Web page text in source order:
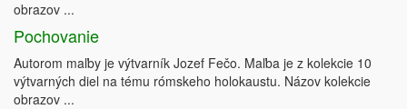
obrazov ...
Pochovanie
Autorom maľby je výtvarník Jozef Fečo. Maľba je z kolekcie 10
výtvarných diel na tému rómskeho holokaustu. Názov kolekcie
obrazov ...